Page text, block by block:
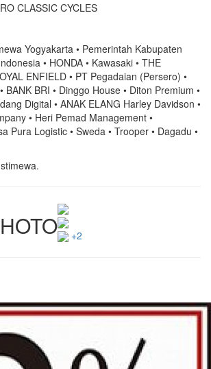
CLASSIC CYCLES
Yogyakarta • Pemerintah Kabupaten
• HONDA • Kawasaki • THE
ENFIELD • PT Pegadaian (Persero) •
BANK BRI • Dinggo House • Diton Premium •
Digital • ANAK ELANG Harley Davidson •
• Heri Pemad Management •
Pura Logistic • Sweda • Trooper • Dagadu •
+2